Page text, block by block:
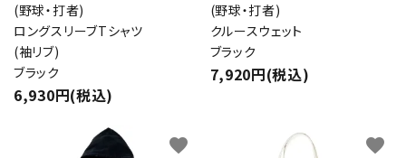
(野球・打者)
ロングスリーブTシャツ
(袖リブ)
ブラック
6,930円(税込)
(野球・打者)
クルースウェット
ブラック
7,920円(税込)
favorite favorite